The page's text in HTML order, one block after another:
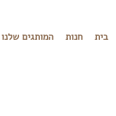
המותגים שלנו חנות בית